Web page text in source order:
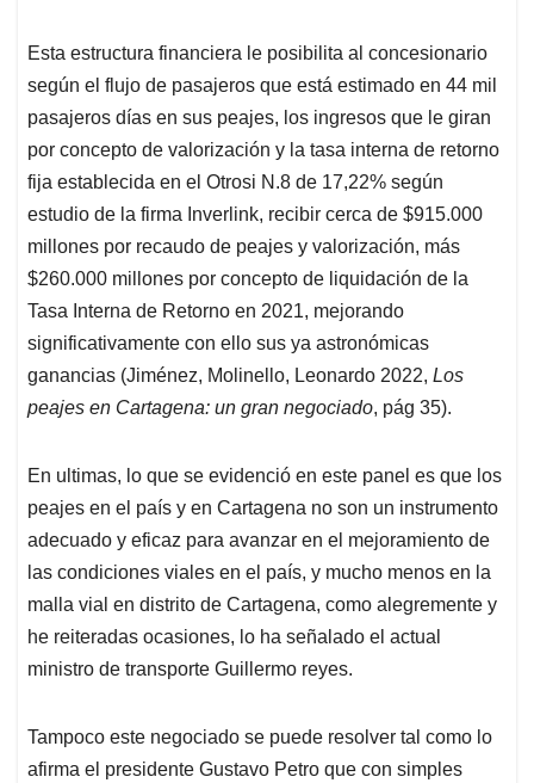
Esta estructura financiera le posibilita al concesionario
según el flujo de pasajeros que está estimado en 44 mil
pasajeros días en sus peajes, los ingresos que le giran
por concepto de valorización y la tasa interna de retorno
fija establecida en el Otrosi N.8 de 17,22% según
estudio de la firma Inverlink, recibir cerca de $915.000
millones por recaudo de peajes y valorización, más
$260.000 millones por concepto de liquidación de la
Tasa Interna de Retorno en 2021, mejorando
significativamente con ello sus ya astronómicas
ganancias (Jiménez, Molinello, Leonardo 2022, Los
peajes en Cartagena: un gran negociado, pág 35).
En ultimas, lo que se evidenció en este panel es que los
peajes en el país y en Cartagena no son un instrumento
adecuado y eficaz para avanzar en el mejoramiento de
las condiciones viales en el país, y mucho menos en la
malla vial en distrito de Cartagena, como alegremente y
he reiteradas ocasiones, lo ha señalado el actual
ministro de transporte Guillermo reyes.
Tampoco este negociado se puede resolver tal como lo
afirma el presidente Gustavo Petro que con simples